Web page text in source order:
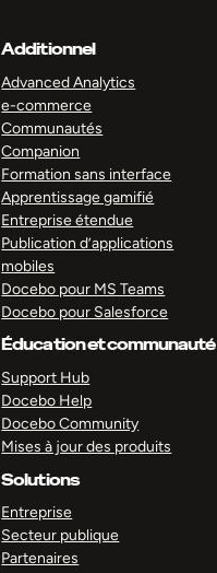
Additionnel
Advanced Analytics
e-commerce
Communautés
Companion
Formation sans interface
Apprentissage gamifié
Entreprise étendue
Publication d’applications
mobiles
Docebo pour MS Teams
Docebo pour Salesforce
Éducation et communauté
Support Hub
Docebo Help
Docebo Community
Mises à jour des produits
Solutions
Entreprise
Secteur publique
Partenaires